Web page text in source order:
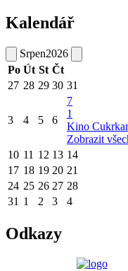
Kalendář
Srpen2026
Po Út St Čt
27 28 29 30 31
3 4 5 6
7
1
Kino
Zobrazit
10 11 12 13 14
17 18 19 20 21
24 25 26 27 28
31 1 2 3 4
Odkazy